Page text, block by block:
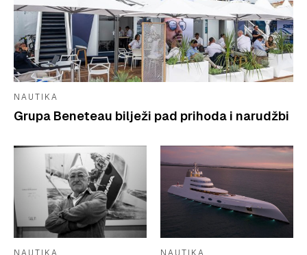
NAUTIKA
Grupa Beneteau bilježi pad prihoda i narudžbi